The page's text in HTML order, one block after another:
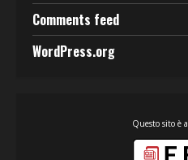
Comments feed
WordPress.org
Questo sito è